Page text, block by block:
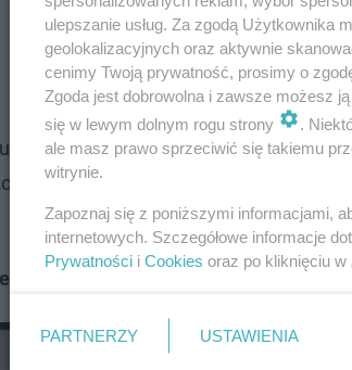
jest pod stałym nadzorem. Choć
wyników kontroli. Do tego
w Okunince na archiwalnych zdjęciach
ulepszanie usług. Za zgodą Użytkownika
geolokalizacyjnych oraz aktywnie
cenimy Twoją prywatność, prosimy o
Zgoda jest dobrowolna i zawsze możesz
się w lewym dolnym rogu strony
.
ale masz prawo sprzeciwić się takiemu
witrynie.
Zapoznaj się z poniższymi informacjami,
internetowych. Szczegółowe informacje
Prywatności i Cookies oraz po kliknięciu w
PARTNERZY USTAWIENIA